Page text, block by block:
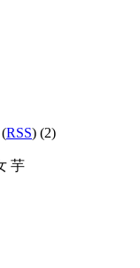
(RSS) (2)
芋